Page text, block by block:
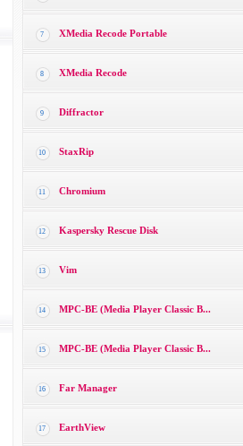
7 XMedia Recode Portable
8 XMedia Recode
9 Diffractor
10 StaxRip
11 Chromium
12 Kaspersky Rescue Disk
13 Vim
14 MPC-BE (Media Player Classic B...
15 MPC-BE (Media Player Classic B...
16 Far Manager
17 EarthView